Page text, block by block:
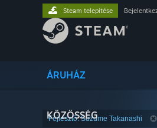
ÁRUHÁZ
KÖZÖSSÉG
Steam telepítése
Fejlesztő: Suzume Takanashi